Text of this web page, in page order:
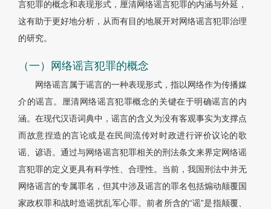
言犯罪的概念和表现形式，厘清网络谣言犯罪的内涵与外延，
这有助于更好地分析，从而有目的地展开对网络谣言犯罪治理
的研究。
（一）网络谣言犯罪的概念
网络谣言属于谣言的一种表现形式，指以网络作为传播媒
介的谣言。厘清网络谣言犯罪概念的关键在于明确谣言的内
涵。在现代汉语词典中，谣言的含义为没有客观事实为支撑点
而故意捏造的言论或是在民间流传对时政进行评价议论的歌
谣、谚语。通过与网络谣言犯罪相关的刑法条文来界定网络谣
言犯罪的定义更具有科学性、合理性。当前，我国刑法中并无
网络谣言的专属罪名，但其中涉及谣言的罪名包括煽动颠覆国
家政权罪和战时造谣扰乱军心罪。前者所含的“谣”是指颠覆、